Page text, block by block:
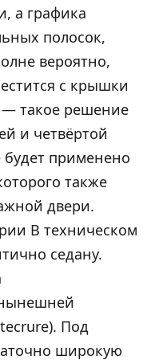
а графика
полосок,
вероятно,
с крышки
такое решение
и четвёртой
применено
также
двери.
В техническом
седану.
Под
широкую